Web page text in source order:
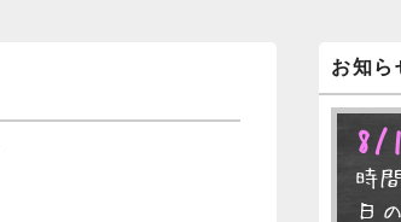
イ
ン
お知ら
8/
時
日